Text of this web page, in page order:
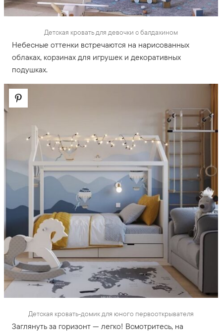
Детская кровать для девочки с балдахином
Небесные оттенки встречаются на нарисованных
облаках, корзинах для игрушек и декоративных
подушках.
Детская кровать-домик для юного первооткрывателя
Заглянуть за горизонт — легко! Всмотритесь, на